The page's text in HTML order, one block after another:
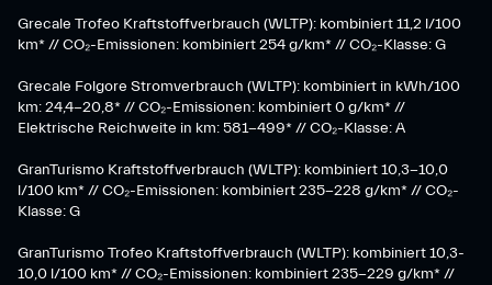
Grecale Trofeo Kraftstoffverbrauch (WLTP): kombiniert 11,2 l/100
km* // CO₂-Emissionen: kombiniert 254 g/km* // CO₂-Klasse: G
Grecale Folgore Stromverbrauch (WLTP): kombiniert in kWh/100
km: 24,4-20,8* // CO₂-Emissionen: kombiniert 0 g/km* //
Elektrische Reichweite in km: 581-499* // CO₂-Klasse: A
GranTurismo Kraftstoffverbrauch (WLTP): kombiniert 10,3-10,0
l/100 km* // CO₂-Emissionen: kombiniert 235-228 g/km* // CO₂-
Klasse: G
GranTurismo Trofeo Kraftstoffverbrauch (WLTP): kombiniert 10,3-
10,0 l/100 km* // CO₂-Emissionen: kombiniert 235-229 g/km* //